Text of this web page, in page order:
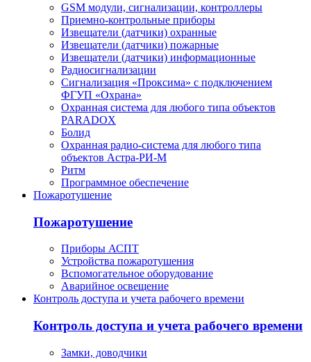
GSM модули, сигнализации, контроллеры
Приемно-контрольные приборы
Извещатели (датчики) охранные
Извещатели (датчики) пожарные
Извещатели (датчики) информационные
Радиосигнализации
Сигнализация «Проксима» с подключением
ФГУП «Охрана»
Охранная система для любого типа объектов
PARADOX
Болид
Охранная радио-система для любого типа
объектов Астра-РИ-М
Ритм
Программное обеспечение
Пожаротушение
Пожаротушение
Приборы АСПТ
Устройства пожаротушения
Вспомогательное оборудование
Аварийное освещение
Контроль доступа и учета рабочего времени
Контроль доступа и учета рабочего времени
Замки, доводчики